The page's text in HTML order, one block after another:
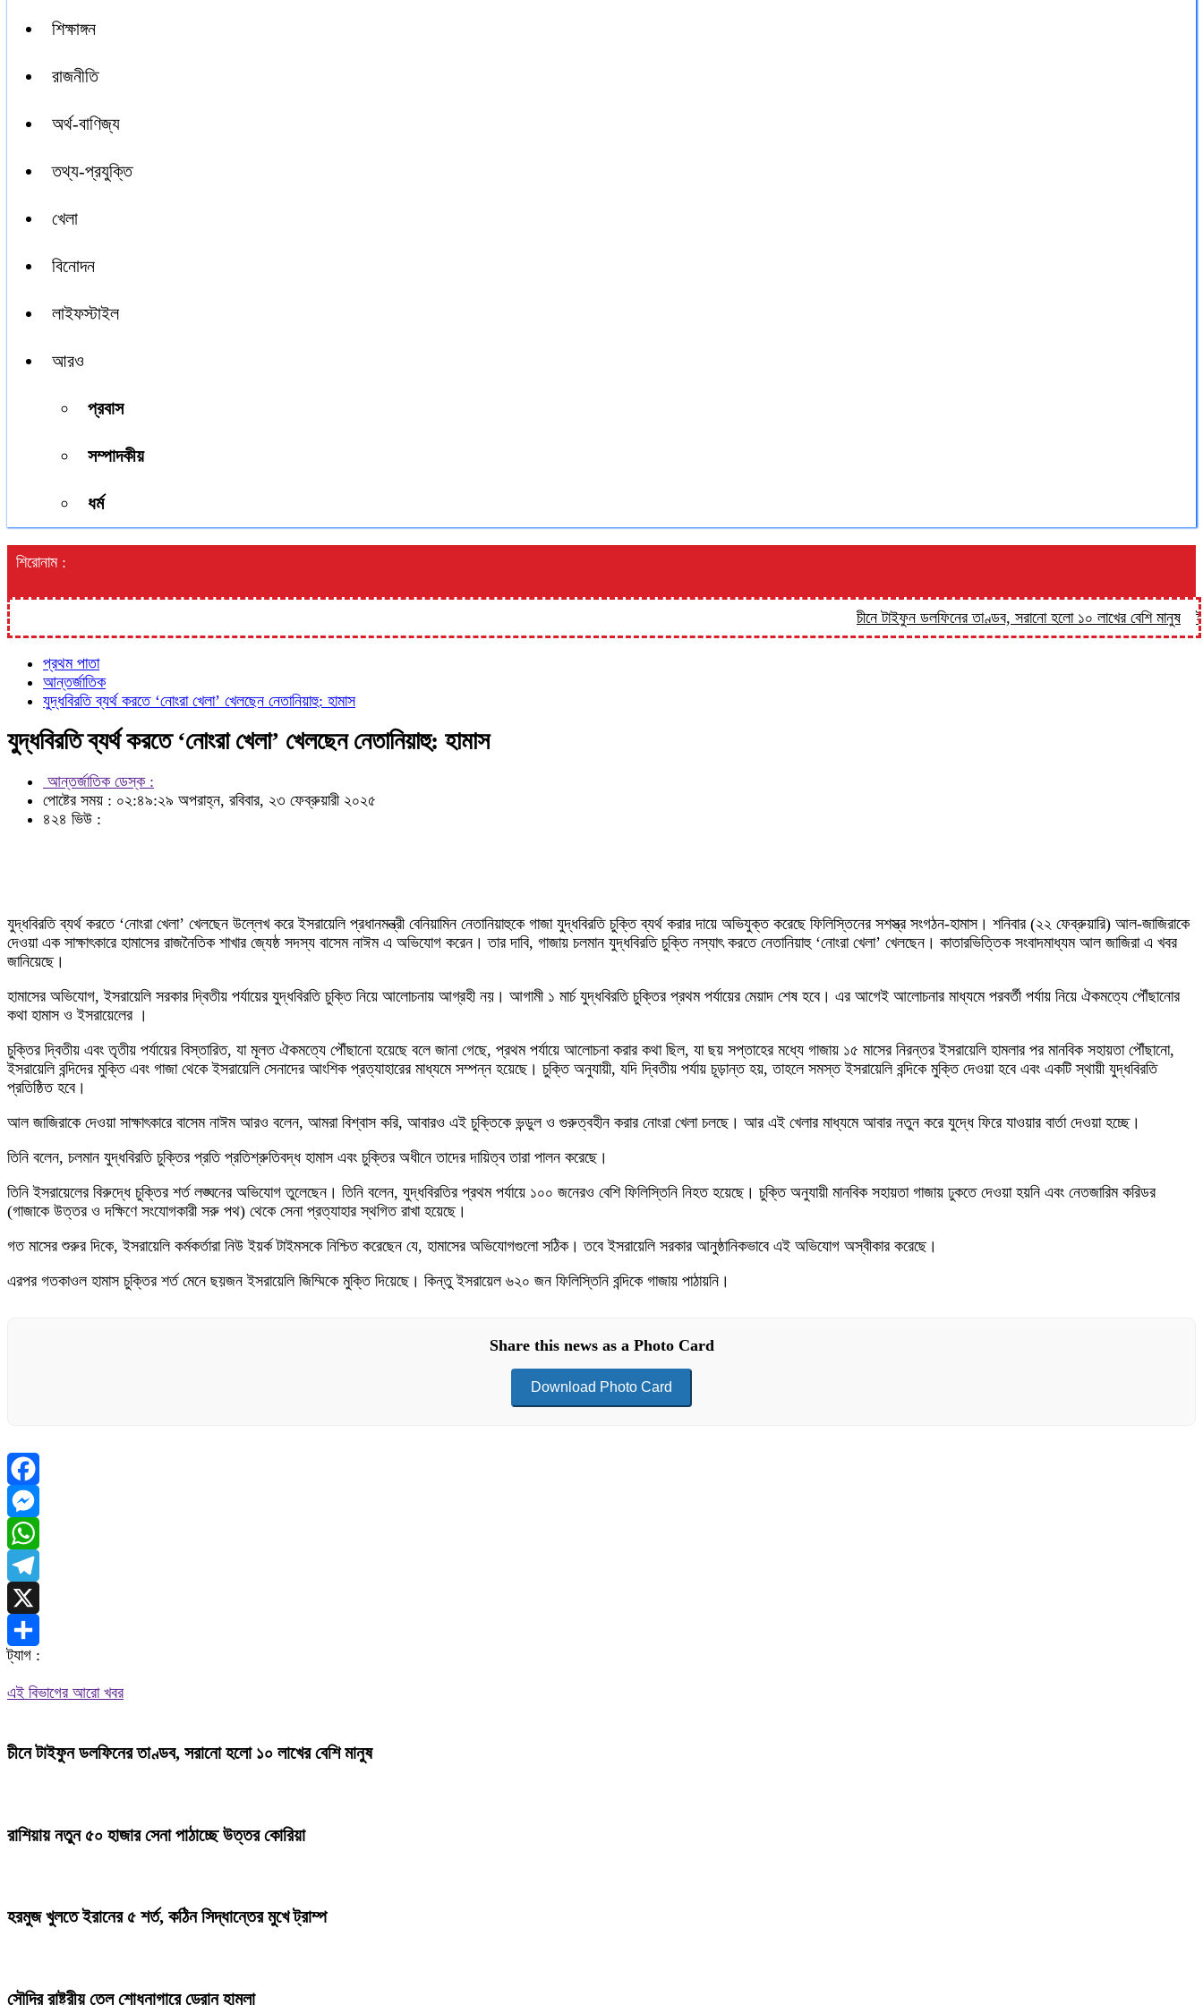
শিক্ষাঙ্গন
রাজনীতি
অর্থ-বাণিজ্য
তথ্য-প্রযুক্তি
খেলা
বিনোদন
লাইফস্টাইল
আরও
প্রবাস
সম্পাদকীয়
ধর্ম
শিরোনাম :
চীনে টাইফুন ডলফিনের তাণ্ডব, সরানো হলো ১০ লাখের বেশি মানুষ ইয়াবার
প্রথম পাতা
আন্তর্জাতিক
যুদ্ধবিরতি ব্যর্থ করতে ‘নোংরা খেলা’ খেলছেন নেতানিয়াহু: হামাস
যুদ্ধবিরতি ব্যর্থ করতে ‘নোংরা খেলা’ খেলছেন নেতানিয়াহু: হামাস
আন্তর্জাতিক ডেস্ক :
পোষ্টের সময় : ০২:৪৯:২৯ অপরাহ্ন, রবিবার, ২৩ ফেব্রুয়ারী ২০২৫
৪২৪ ভিউ :
যুদ্ধবিরতি ব্যর্থ করতে ‘নোংরা খেলা’ খেলছেন উল্লেখ করে ইসরায়েলি প্রধানমন্ত্রী বেনিয়ামিন নেতানিয়াহুকে গাজা যুদ্ধবিরতি চুক্তি ব্যর্থ করার দায়ে অভিযুক্ত করেছে ফিলিস্তিনের সশস্ত্র সংগঠন-হামাস। শনিবার (২২ ফেব্রুয়ারি) আল-জাজিরাকে
দেওয়া এক সাক্ষাৎকারে হামাসের রাজনৈতিক শাখার জ্যেষ্ঠ সদস্য বাসেম নাঈম এ অভিযোগ করেন। তার দাবি, গাজায় চলমান যুদ্ধবিরতি চুক্তি নস্যাৎ করতে নেতানিয়াহু ‘নোংরা খেলা’ খেলছেন। কাতারভিত্তিক সংবাদমাধ্যম আল জাজিরা এ খবর
জানিয়েছে।
হামাসের অভিযোগ, ইসরায়েলি সরকার দ্বিতীয় পর্যায়ের যুদ্ধবিরতি চুক্তি নিয়ে আলোচনায় আগ্রহী নয়। আগামী ১ মার্চ যুদ্ধবিরতি চুক্তির প্রথম পর্যায়ের মেয়াদ শেষ হবে। এর আগেই আলোচনার মাধ্যমে পরবর্তী পর্যায় নিয়ে ঐকমত্যে পৌঁছানোর
কথা হামাস ও ইসরায়েলের ।
চুক্তির দ্বিতীয় এবং তৃতীয় পর্যায়ের বিস্তারিত, যা মূলত ঐকমত্যে পৌঁছানো হয়েছে বলে জানা গেছে, প্রথম পর্যায়ে আলোচনা করার কথা ছিল, যা ছয় সপ্তাহের মধ্যে গাজায় ১৫ মাসের নিরন্তর ইসরায়েলি হামলার পর মানবিক সহায়তা পৌঁছানো,
ইসরায়েলি বন্দিদের মুক্তি এবং গাজা থেকে ইসরায়েলি সেনাদের আংশিক প্রত্যাহারের মাধ্যমে সম্পন্ন হয়েছে। চুক্তি অনুযায়ী, যদি দ্বিতীয় পর্যায় চূড়ান্ত হয়, তাহলে সমস্ত ইসরায়েলি বন্দিকে মুক্তি দেওয়া হবে এবং একটি স্থায়ী যুদ্ধবিরতি
প্রতিষ্ঠিত হবে।
আল জাজিরাকে দেওয়া সাক্ষাৎকারে বাসেম নাঈম আরও বলেন, আমরা বিশ্বাস করি, আবারও এই চুক্তিকে ভন্ডুল ও গুরুত্বহীন করার নোংরা খেলা চলছে। আর এই খেলার মাধ্যমে আবার নতুন করে যুদ্ধে ফিরে যাওয়ার বার্তা দেওয়া হচ্ছে।
তিনি বলেন, চলমান যুদ্ধবিরতি চুক্তির প্রতি প্রতিশ্রুতিবদ্ধ হামাস এবং চুক্তির অধীনে তাদের দায়িত্ব তারা পালন করেছে।
তিনি ইসরায়েলের বিরুদ্ধে চুক্তির শর্ত লঙ্ঘনের অভিযোগ তুলেছেন। তিনি বলেন, যুদ্ধবিরতির প্রথম পর্যায়ে ১০০ জনেরও বেশি ফিলিস্তিনি নিহত হয়েছে। চুক্তি অনুযায়ী মানবিক সহায়তা গাজায় ঢুকতে দেওয়া হয়নি এবং নেতজারিম করিডর
(গাজাকে উত্তর ও দক্ষিণে সংযোগকারী সরু পথ) থেকে সেনা প্রত্যাহার স্থগিত রাখা হয়েছে।
গত মাসের শুরুর দিকে, ইসরায়েলি কর্মকর্তারা নিউ ইয়র্ক টাইমসকে নিশ্চিত করেছেন যে, হামাসের অভিযোগগুলো সঠিক। তবে ইসরায়েলি সরকার আনুষ্ঠানিকভাবে এই অভিযোগ অস্বীকার করেছে।
এরপর গতকাওল হামাস চুক্তির শর্ত মেনে ছয়জন ইসরায়েলি জিম্মিকে মুক্তি দিয়েছে। কিন্তু ইসরায়েল ৬২০ জন ফিলিস্তিনি বন্দিকে গাজায় পাঠায়নি।
Share this news as a Photo Card
Download Photo Card
Facebook
Messenger
WhatsApp
Telegram
X
Share
ট্যাগ :
এই বিভাগের আরো খবর
চীনে টাইফুন ডলফিনের তাণ্ডব, সরানো হলো ১০ লাখের বেশি মানুষ
রাশিয়ায় নতুন ৫০ হাজার সেনা পাঠাচ্ছে উত্তর কোরিয়া
হরমুজ খুলতে ইরানের ৫ শর্ত, কঠিন সিদ্ধান্তের মুখে ট্রাম্প
সৌদির রাষ্ট্রীয় তেল শোধনাগারে ড্রোন হামলা